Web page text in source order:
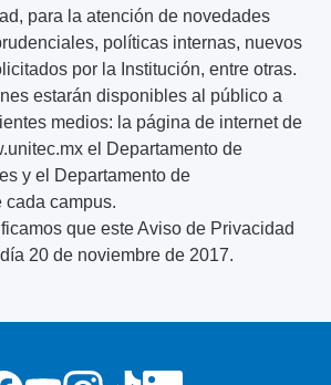
para la atención de novedades
políticas internas, nuevos
por la Institución, entre otras.
estarán disponibles al público a
medios: la página de internet de
el Departamento de
y el Departamento de
cada campus.
que este Aviso de Privacidad
20 de noviembre de 2017.